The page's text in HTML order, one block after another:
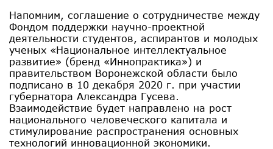
Напомним, соглашение о сотрудничестве между
Фондом поддержки научно-проектной
деятельности студентов, аспирантов и молодых
ученых «Национальное интеллектуальное
развитие» (бренд «Иннопрактика») и
правительством Воронежской области было
подписано в 10 декабря 2020 г. при участии
губернатора Александра Гусева.
Взаимодействие будет направлено на рост
национального человеческого капитала и
стимулирование распространения основных
технологий инновационной экономики.